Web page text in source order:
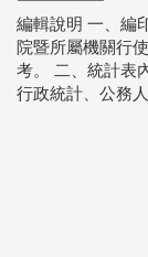
編輯說明 一、編
院暨所屬機關行
考。 二、統計表
行政統計、公務